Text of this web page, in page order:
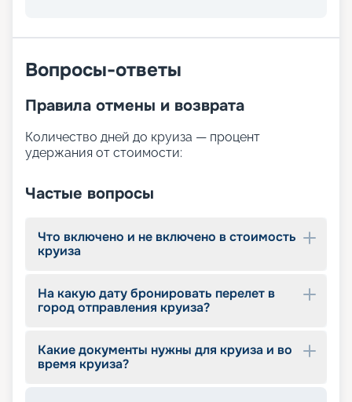
Вопросы-ответы
Правила отмены и возврата
Количество дней до круиза — процент
удержания от стоимости:
Частые вопросы
Что включено и не включено в стоимость
круиза
На какую дату бронировать перелет в
город отправления круиза?
Какие документы нужны для круиза и во
время круиза?